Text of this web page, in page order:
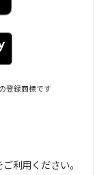
登録商標です
利用ください。